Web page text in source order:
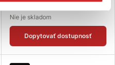
galvanický zinok
Nie je skladom
Dopytovať dostupnosť